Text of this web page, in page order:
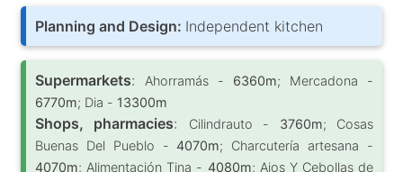
Planning and Design: Independent kitchen
Supermarkets: Ahorramás - 6360m; Mercadona -
6770m; Dia - 13300m
Shops, pharmacies: Cilindrauto - 3760m; Cosas
Buenas Del Pueblo -4070m; Charcutería artesana -
4070m; Alimentación Tina - 4080m; Ajos Y Cebollas de